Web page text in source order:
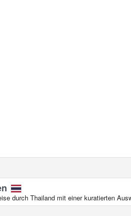
durch Thailand mit einer kuratierten